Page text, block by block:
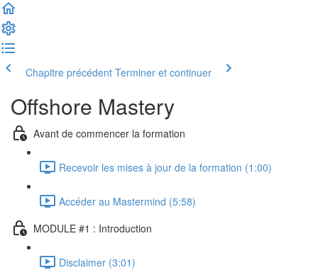
Chapitre précédent Terminer et continuer
Offshore Mastery
Avant de commencer la formation
Recevoir les mises à jour de la formation (1:00)
Accéder au Mastermind (5:58)
MODULE #1 : Introduction
Disclaimer (3:01)